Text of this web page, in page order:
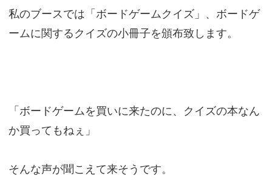
私のブースでは「ボードゲームクイズ」、ボードゲ
ームに関するクイズの小冊子を頒布致します。
「ボードゲームを買いに来たのに、クイズの本なん
か買ってもねぇ」
そんな声が聞こえて来そうです。